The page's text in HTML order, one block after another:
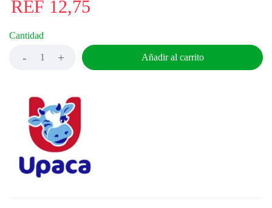
REF 12,75
Cantidad
Añadir al carrito